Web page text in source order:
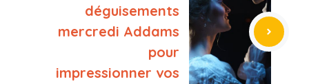
déguisements
mercredi Addams
pour
impressionner vos